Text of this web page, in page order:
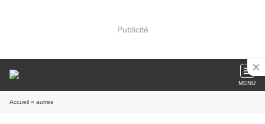
Publicité
MENU
Accueil » autres